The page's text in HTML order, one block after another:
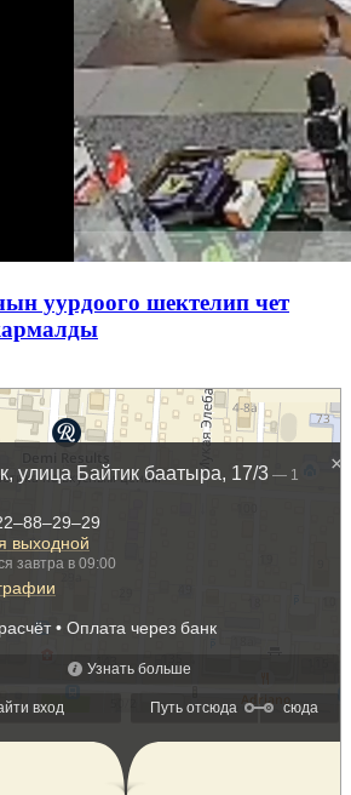
уурдоого шектелип чет